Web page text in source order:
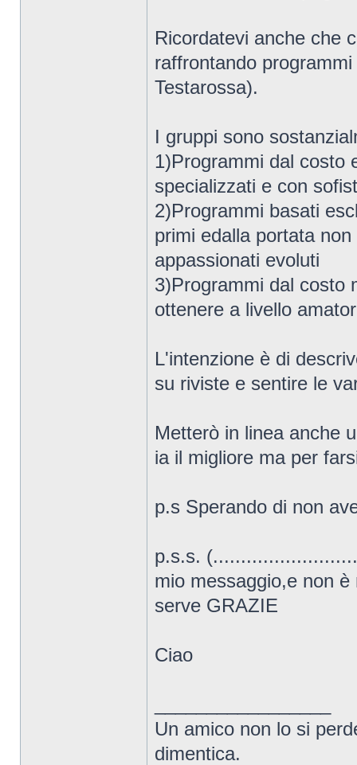
Ricordatevi anche che
raffrontando
Testarossa).
I gruppi sono
1)Programmi dal costo
specializzati e con
2)Programmi basati
primi edalla portata
appassionati evoluti
3)Programmi dal costo
ottenere a livello
L'intenzione è di
su riviste e sentire le
Metterò in linea anche
ia il migliore ma per
p.s Sperando di non
p.s.s.
mio messaggio,e non
serve GRAZIE
Ciao
Un amico non lo si
dimentica.